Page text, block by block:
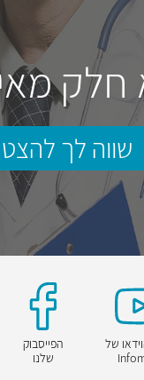
חלק
שווה לך
של
הפייסבוק
שלנו